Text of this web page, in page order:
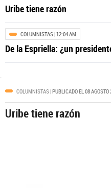
Las dos
Uribe tiene razón
COLUMNISTAS| 12:04 AM
De la Espriella: ¿un
.
COLUMNISTAS| PUBLICADO EL 08 AGOSTO
Uribe tiene razón